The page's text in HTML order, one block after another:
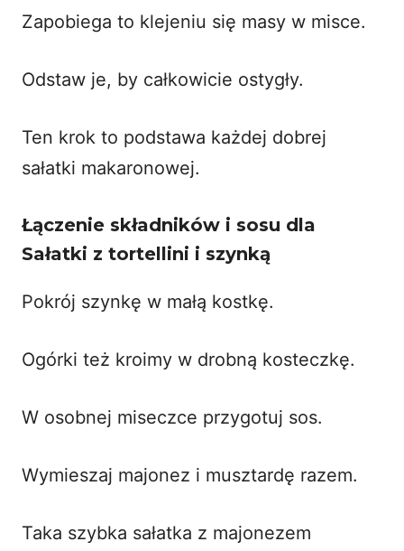
Zapobiega to klejeniu się masy w misce.
Odstaw je, by całkowicie ostygły.
Ten krok to podstawa każdej dobrej
sałatki makaronowej.
Łączenie składników i sosu dla
Sałatki z tortellini i szynką
Pokrój szynkę w małą kostkę.
Ogórki też kroimy w drobną kosteczkę.
W osobnej miseczce przygotuj sos.
Wymieszaj majonez i musztardę razem.
Taka szybka sałatka z majonezem